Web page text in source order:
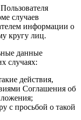
случаев
информации о
кругу лиц.
данные
случаях:
действия,
Соглашения об
с просьбой о такой